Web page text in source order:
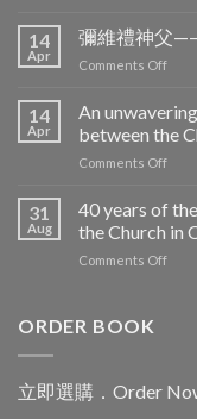
of
Pope
the
in
Asia
14
Apr
彌維禮神父
Comments Offon
維
神
父
聖
言
14
Apr
An
between the
Comments Offon
40
years
31
Aug
40 years of
the Church in
Comments Offon
ORDER BOOK
立即選購．Order